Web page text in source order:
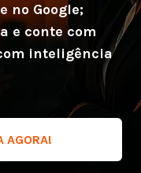
no Google;
e conte com
inteligência
AGORA!